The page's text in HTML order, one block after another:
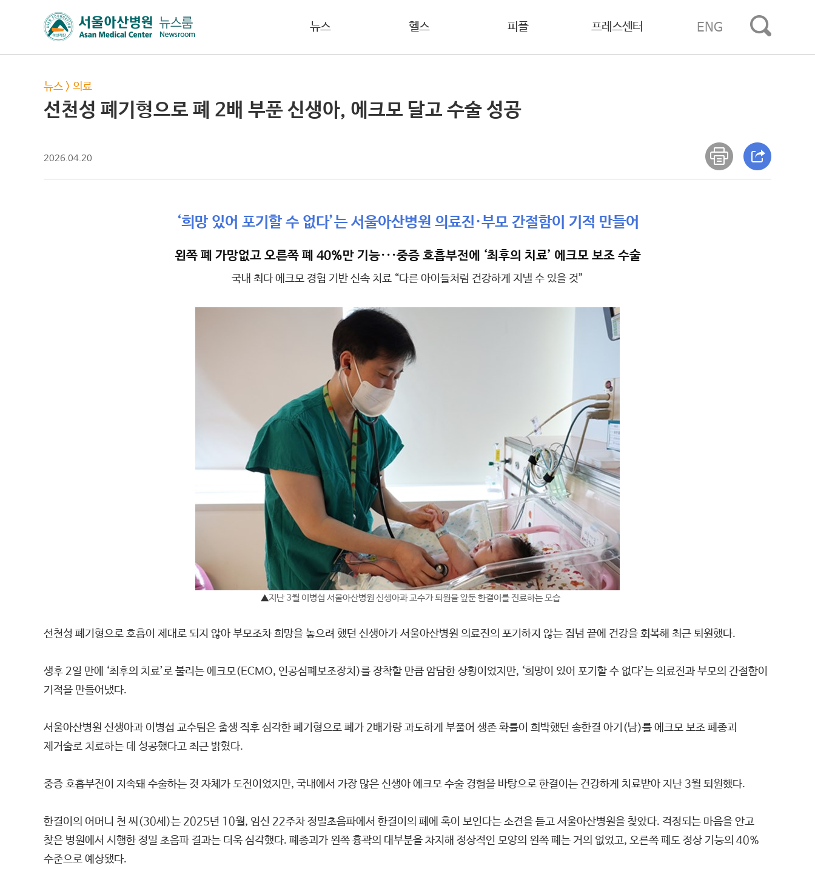
뉴스 헬스 피플 프레스센터 ENG
뉴스 > 의료
선천성 폐기형으로 폐 2배 부푼 신생아, 에크모 달고 수술 성공
2026.04.20
‘희망 있어 포기할 수 없다’는 서울아산병원 의료진·부모 간절함이 기적 만들어
왼쪽 폐 가망없고 오른쪽 폐 40%만 기능···중증 호흡부전에 ‘최후의 치료’ 에크모 보조 수술
국내 최다 에크모 경험 기반 신속 치료 “다른 아이들처럼 건강하게 지낼 수 있을 것”
▲지난 3월 이병섭 서울아산병원 신생아과 교수가 퇴원을 앞둔 한결이를 진료하는 모습
선천성 폐기형으로 호흡이 제대로 되지 않아 부모조차 희망을 놓으려 했던 신생아가 서울아산병원 의료진의 포기하지 않는 집념 끝에 건강을 회복해 최근 퇴원했다.
생후 2일 만에 ‘최후의 치료’로 불리는 에크모(ECMO, 인공심폐보조장치)를 장착할 만큼 암담한 상황이었지만, ‘희망이 있어 포기할 수 없다’는 의료진과 부모의 간절함이
기적을 만들어냈다.
서울아산병원 신생아과 이병섭 교수팀은 출생 직후 심각한 폐기형으로 폐가 2배가량 과도하게 부풀어 생존 확률이 희박했던 송한결 아기(남)를 에크모 보조 폐종괴
제거술로 치료하는 데 성공했다고 최근 밝혔다.
중증 호흡부전이 지속돼 수술하는 것 자체가 도전이었지만, 국내에서 가장 많은 신생아 에크모 수술 경험을 바탕으로 한결이는 건강하게 치료받아 지난 3월 퇴원했다.
한결이의 어머니 천 씨(30세)는 2025년 10월, 임신 22주차 정밀초음파에서 한결이의 폐에 혹이 보인다는 소견을 듣고 서울아산병원을 찾았다. 걱정되는 마음을 안고
찾은 병원에서 시행한 정밀 초음파 결과는 더욱 심각했다. 폐종괴가 왼쪽 흉곽의 대부분을 차지해 정상적인 모양의 왼쪽 폐는 거의 없었고, 오른쪽 폐도 정상 기능의 40%
수준으로 예상됐다.